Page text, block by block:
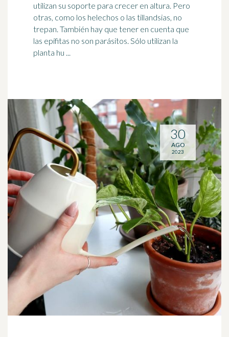
utilizan su soporte para crecer en altura. Pero
otras, como los helechos o las tillandsias, no
trepan. También hay que tener en cuenta que
las epífitas no son parásitos. Sólo utilizan la
planta hu ...
30
AGO
2023